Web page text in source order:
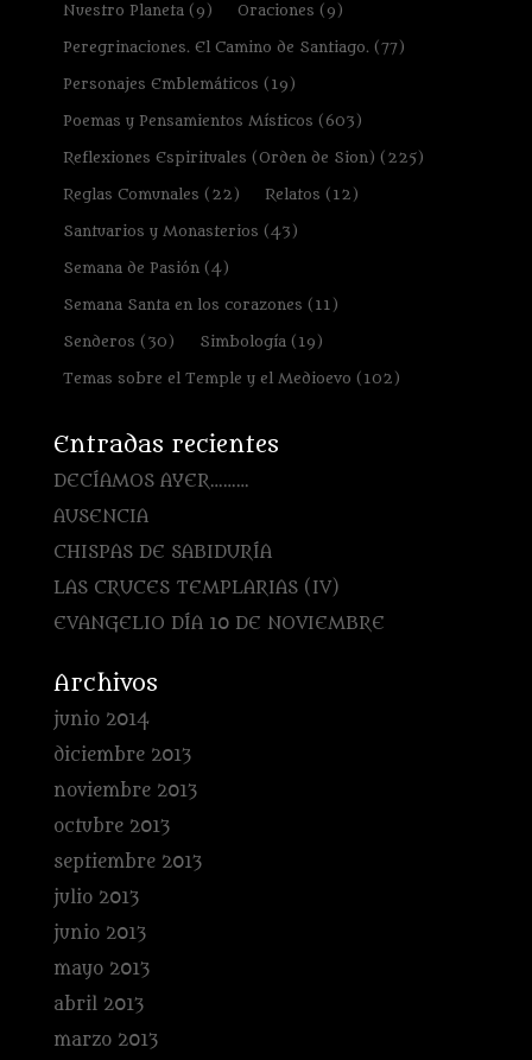
Nuestro Planeta(9) Oraciones (9)
Peregrinaciones. El Camino de Santiago.(77)
Personajes Emblemáticos (19)
Poemas y Pensamientos Místicos (603)
Reflexiones Espirituales (Orden de Sion) (225)
Reglas Comunales (22) Relatos (12)
Santuarios y Monasterios (43)
Semana de Pasión(4)
Semana Santa en los corazones (11)
Senderos (30) Simbología(19)
Temas sobre el Temple y el Medioevo (102)
Entradas recientes
DECÍAMOS AYER………
AUSENCIA
CHISPAS DE SABIDURÍA
LAS CRUCES TEMPLARIAS (IV)
EVANGELIO DÍA 10 DE NOVIEMBRE
Archivos
junio 2014
diciembre 2013
noviembre 2013
octubre 2013
septiembre 2013
julio 2013
junio 2013
mayo 2013
abril 2013
marzo 2013